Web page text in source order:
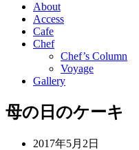
About
Access
Cafe
Chef
Chef’s Column
Voyage
Gallery
母の日のケーキ
2017年5月2日